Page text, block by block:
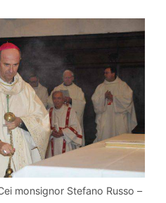
monsignor Stefano Russo –